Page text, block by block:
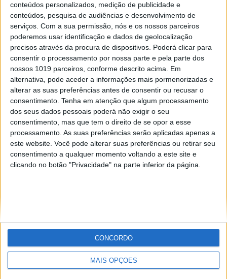
conteúdos personalizados, medição de publicidade e
conteúdos, pesquisa de audiências e desenvolvimento de
serviços. Com a sua permissão, nós e os nossos parceiros
poderemos usar identificação e dados de geolocalização
precisos através da procura de dispositivos. Poderá clicar para
consentir o processamento por nossa parte e pela parte dos
nossos 1019 parceiros, conforme descrito acima. Em
alternativa, pode aceder a informações mais pormenorizadas e
alterar as suas preferências antes de consentir ou recusar o
consentimento. Tenha em atenção que algum processamento
dos seus dados pessoais poderá não exigir o seu
consentimento, mas que tem o direito de se opor a esse
processamento. As suas preferências serão aplicadas apenas a
este website. Você pode alterar suas preferências ou retirar seu
consentimento a qualquer momento voltando a este site e
clicando no botão "Privacidade" na parte inferior da página.
MAIS OPÇÕES
CONCORDO
MOTOCROSS: PEIXE, CARVALHO E
GRAÇA ENCONTRAM-SE NO GERÊS
GRANFONDO
Três pilotos de Motocross atualmente fora “do
ativo” encontraram-se no passado domingo
numa prova de ciclismo.
Posted Junho 9, 2021
“TOUR DA LOUSÃ”: O TREINO DE
CICLISMO COM 8 CAMPEÕES DAS
MOTOS!
Os posts feitos nas redes sociais não passaram
despercebidos... vários campeões de
Motocross, Supercross, Enduro e Todo-o-
Terreno juntaram-se para um treino de ciclismo
que apelidaram de “Tour da Lousã”!